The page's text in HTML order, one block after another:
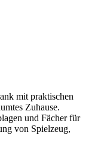
mit praktischen
Zuhause.
und Fächer für
von Spielzeug,